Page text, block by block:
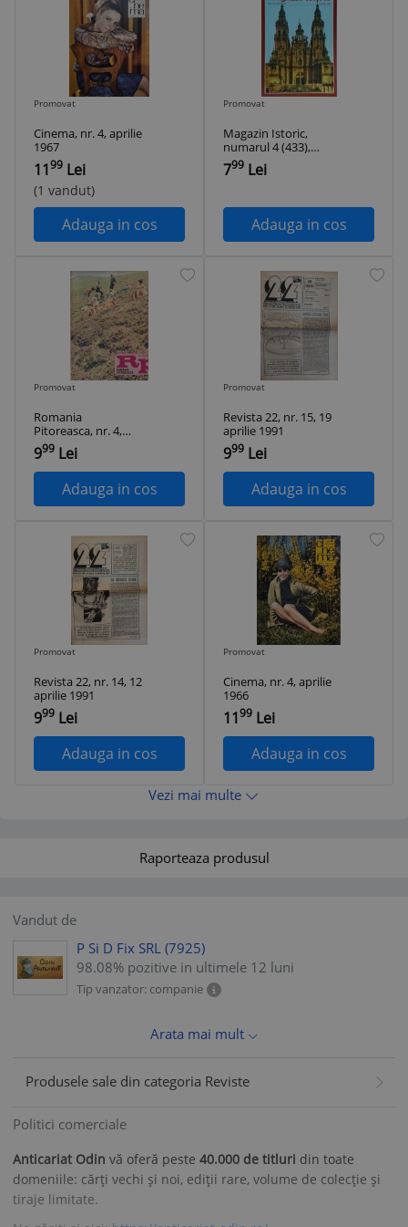
Promovat
Cinema, nr. 4, aprilie
1967
1199 Lei
(1 vandut)
Adauga in cos
Promovat
Magazin Istoric,
numarul 4 (433),
aprile 2003
799 Lei
Adauga in cos
Promovat
Romania
Pitoreasca, nr. 4,
aprilie 1982
999 Lei
Adauga in cos
Promovat
Revista 22, nr. 15, 19
aprilie 1991
999 Lei
Adauga in cos
Promovat
Revista 22, nr. 14, 12
aprilie 1991
999 Lei
Adauga in cos
Promovat
Cinema, nr. 4, aprilie
1966
1199 Lei
Adauga in cos
Vezi mai multe
Raporteaza produsul
Vandut de
P Si D Fix SRL (7925)
98.08% pozitive in ultimele 12 luni
Tip vanzator: companie
Arata mai mult
Produsele sale din categoria Reviste
Politici comerciale
Anticariat Odin vă oferă peste 40.000 de titluri din toate
domeniile: cărți vechi și noi, ediții rare, volume de colecție și
tiraje limitate.